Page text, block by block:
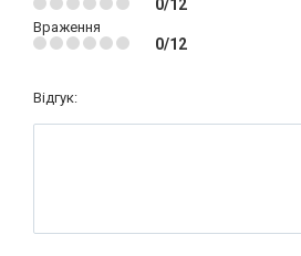
0/12
Враження
0/12
Відгук: